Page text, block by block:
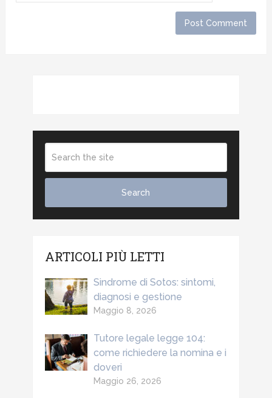
ARTICOLI PIÙ LETTI
Sindrome di Sotos: sintomi,
diagnosi e gestione
Maggio 8, 2026
Tutore legale legge 104:
come richiedere la nomina e i
doveri
Maggio 26, 2026